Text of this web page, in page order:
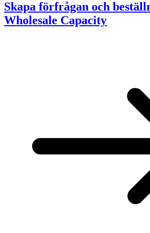
Skapa förfrågan och
Wholesale Capacity